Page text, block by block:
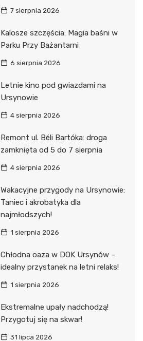
7 sierpnia 2026
Kalosze szczęścia: Magia baśni w
Parku Przy Bażantarni
6 sierpnia 2026
Letnie kino pod gwiazdami na
Ursynowie
4 sierpnia 2026
Remont ul. Béli Bartóka: droga
zamknięta od 5 do 7 sierpnia
4 sierpnia 2026
Wakacyjne przygody na Ursynowie:
Taniec i akrobatyka dla
najmłodszych!
1 sierpnia 2026
Chłodna oaza w DOK Ursynów –
idealny przystanek na letni relaks!
1 sierpnia 2026
Ekstremalne upały nadchodzą!
Przygotuj się na skwar!
31 lipca 2026